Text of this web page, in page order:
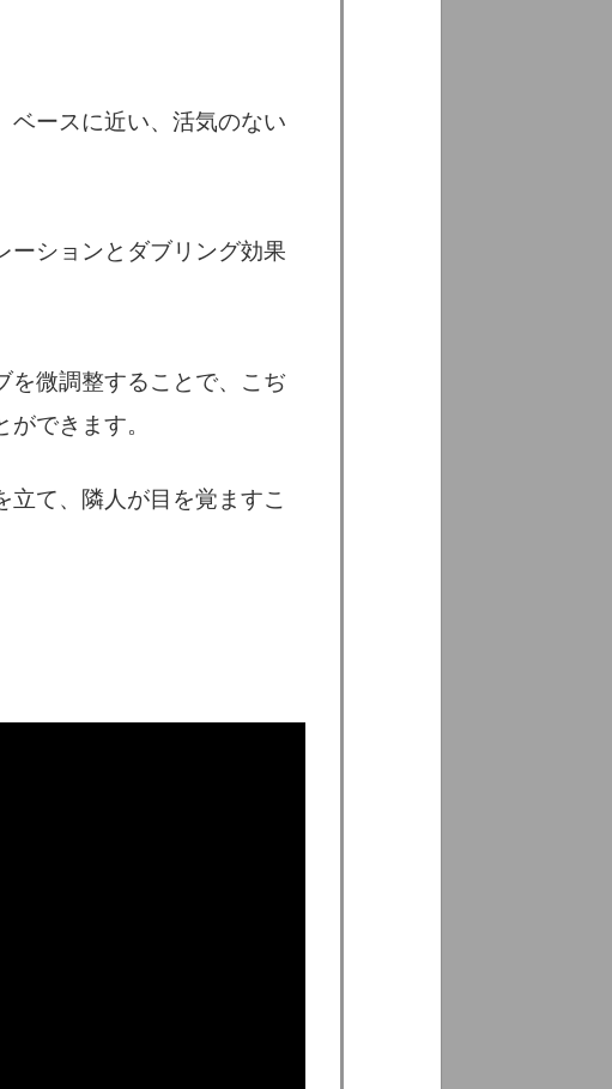
ベースに近い、活気のない
ーションとダブリング効果
を微調整することで、こぢ
できます。
て、隣人が目を覚ますこ